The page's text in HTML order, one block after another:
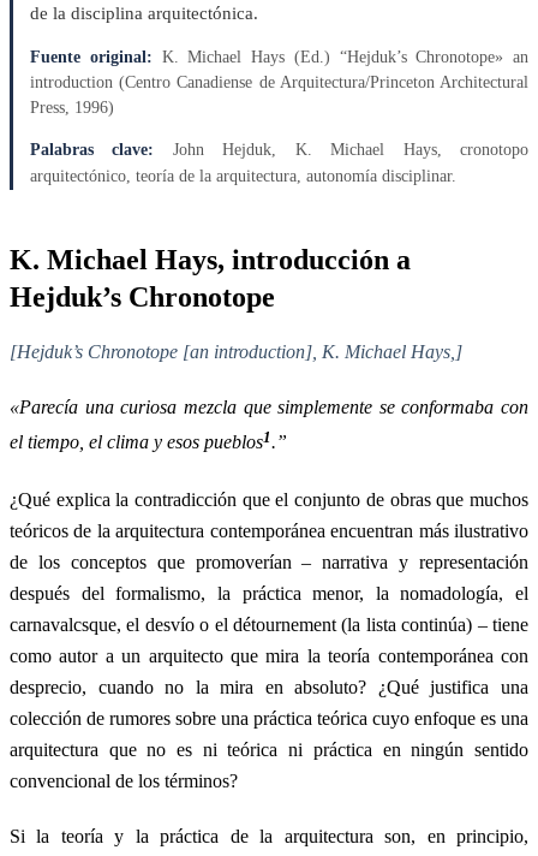
de la disciplina arquitectónica.
Fuente original: K. Michael Hays (Ed.) “Hejduk’s Chronotope» an
introduction (Centro Canadiense de Arquitectura/Princeton Architectural
Press, 1996)
Palabras clave: John Hejduk, K. Michael Hays, cronotopo
arquitectónico, teoría de la arquitectura, autonomía disciplinar.
K. Michael Hays, introducción a
Hejduk’s Chronotope
[Hejduk’s Chronotope [an introduction], K. Michael Hays,]
«Parecía una curiosa mezcla que simplemente se conformaba con
el tiempo, el clima y esos pueblos1.”
¿Qué explica la contradicción que el conjunto de obras que muchos
teóricos de la arquitectura contemporánea encuentran más ilustrativo
de los conceptos que promoverían – narrativa y representación
después del formalismo, la práctica menor, la nomadología, el
carnavalcsque, el desvío o el détournement (la lista continúa) – tiene
como autor a un arquitecto que mira la teoría contemporánea con
desprecio, cuando no la mira en absoluto? ¿Qué justifica una
colección de rumores sobre una práctica teórica cuyo enfoque es una
arquitectura que no es ni teórica ni práctica en ningún sentido
convencional de los términos?
Si la teoría y la práctica de la arquitectura son, en principio,